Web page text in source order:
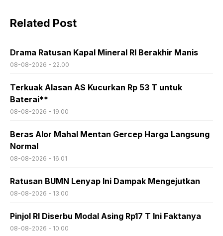
Related Post
Drama Ratusan Kapal Mineral RI Berakhir Manis
08-08-2026 - 22.00
Terkuak Alasan AS Kucurkan Rp 53 T untuk
Baterai**
08-08-2026 - 19.00
Beras Alor Mahal Mentan Gercep Harga Langsung
Normal
08-08-2026 - 16.01
Ratusan BUMN Lenyap Ini Dampak Mengejutkan
08-08-2026 - 13.00
Pinjol RI Diserbu Modal Asing Rp17 T Ini Faktanya
08-08-2026 - 10.00